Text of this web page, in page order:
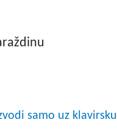
samo uz klavirsku